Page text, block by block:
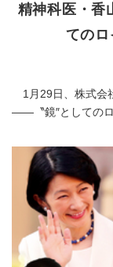
精神科医・
てのロ
1月29日、株式会
――〝鏡″としてのロ